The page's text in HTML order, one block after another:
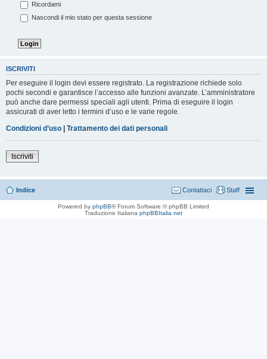
Ricordami
Nascondi il mio stato per questa sessione
ISCRIVITI
Per eseguire il login devi essere registrato. La registrazione richiede solo
pochi secondi e garantisce l’accesso alle funzioni avanzate. L’amministratore
può anche dare permessi speciali agli utenti. Prima di eseguire il login
assicurati di aver letto i termini d’uso e le varie regole.
Condizioni d’uso | Trattamento dei dati personali
Iscriviti
Indice Staff
Contattaci
Powered by phpBB® Forum Software © phpBB Limited
Traduzione Italiana phpBBItalia.net